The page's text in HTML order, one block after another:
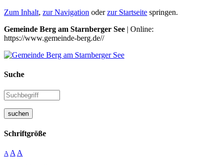
Zum Inhalt, zur Navigation oderzur Startseite springen.
Gemeinde Berg am Starnberger See | Online:
https://www.gemeinde-berg.de//
Suche
suchen
Schriftgröße
A A A